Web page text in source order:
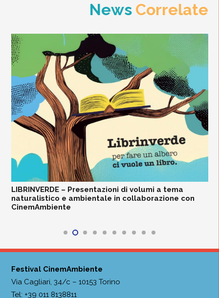
News Correlate
LIBRINVERDE – Presentazioni di volumi a tema
naturalistico e ambientale in collaborazione con
CinemAmbiente
Festival CinemAmbiente
Via Cagliari, 34/c – 10153 Torino
Tel: +39 011 8138811